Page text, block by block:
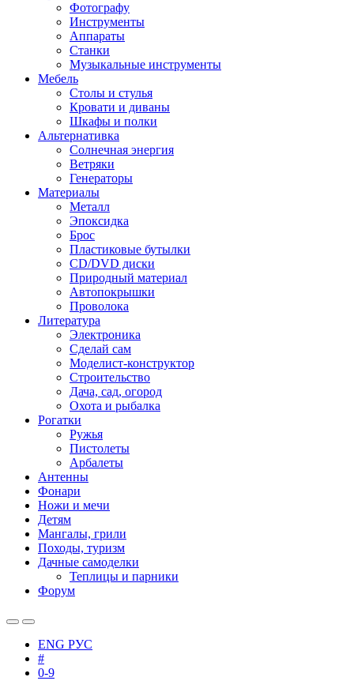
Фотографу
Инструменты
Аппараты
Станки
Музыкальные инструменты
Мебель
Столы и стулья
Кровати и диваны
Шкафы и полки
Альтернативка
Солнечная энергия
Ветряки
Генераторы
Материалы
Металл
Эпоксидка
Брос
Пластиковые бутылки
CD/DVD диски
Природный материал
Автопокрышки
Проволока
Литература
Электроника
Сделай сам
Моделист-конструктор
Строительство
Дача, сад, огород
Охота и рыбалка
Рогатки
Ружья
Пистолеты
Арбалеты
Антенны
Фонари
Ножи и мечи
Детям
Мангалы, грили
Походы, туризм
Дачные самоделки
Теплицы и парники
Форум
ENG РУС
#
0-9